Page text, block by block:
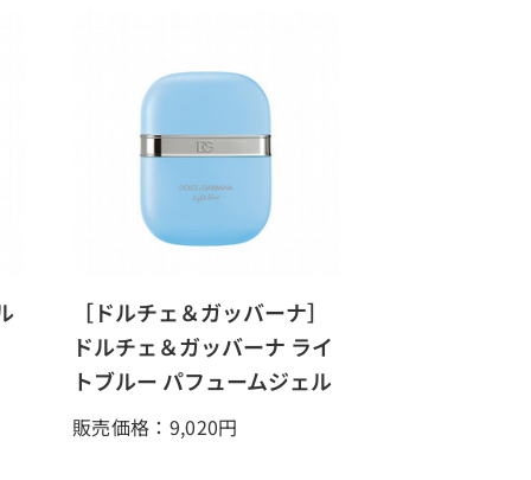
［ドルチェ＆ガッバーナ］
ドルチェ＆ガッバーナ ライ
トブルー パフュームジェル
販売価格：9,020円